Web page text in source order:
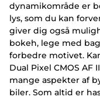
dynamikområde er
lys, som du kan
giver dig også
bokeh, lege med
forbedre motivet.
Dual Pixel CMOS
mange aspekter af
biler. Som altid er